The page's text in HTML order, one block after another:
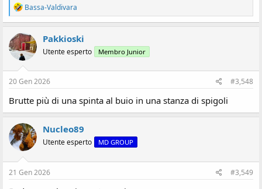
R
e
a
z
i
o
n
i
:
Bassa-Valdivara
Pakkioski
Utente esperto Membro Junior
20 Gen 2026 #3,548
Brutte più di una spinta al buio in una stanza di spigoli
Nucleo89
Utente esperto MD GROUP
21 Gen 2026 #3,549